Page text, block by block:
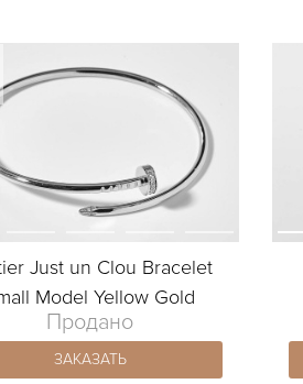
Just un Clou Bracelet
Model Yellow Gold
Продано
ЗАКАЗАТЬ